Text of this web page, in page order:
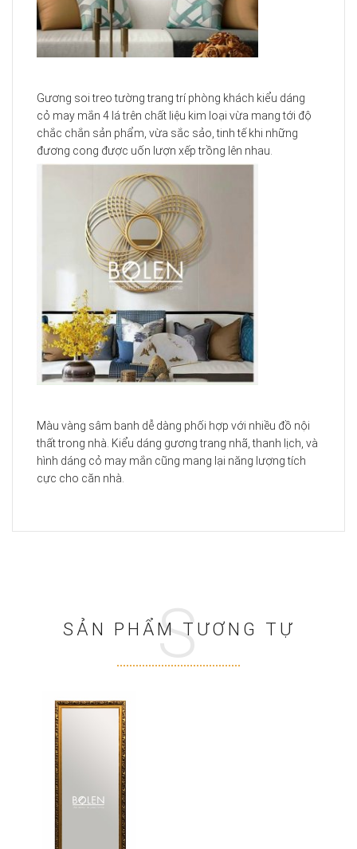
Gương soi treo tường trang trí phòng khách kiểu dáng
cỏ may mắn 4 lá trên chất liệu kim loại vừa mang tới độ
chắc chắn sản phẩm, vừa sắc sảo, tinh tế khi những
đương cong được uốn lượn xếp trồng lên nhau.
Màu vàng sâm banh dễ dàng phối hợp với nhiều đồ nội
thất trong nhà. Kiểu dáng gương trang nhã, thanh lịch, và
hình dáng cỏ may mắn cũng mang lại năng lượng tích
cực cho căn nhà.
SẢN PHẨM TƯƠNG TỰ
S